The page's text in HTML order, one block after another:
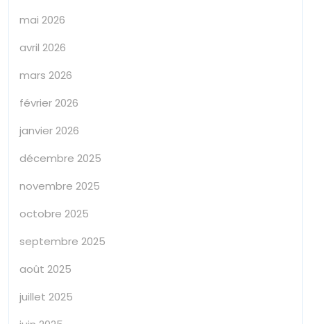
mai 2026
avril 2026
mars 2026
février 2026
janvier 2026
décembre 2025
novembre 2025
octobre 2025
septembre 2025
août 2025
juillet 2025